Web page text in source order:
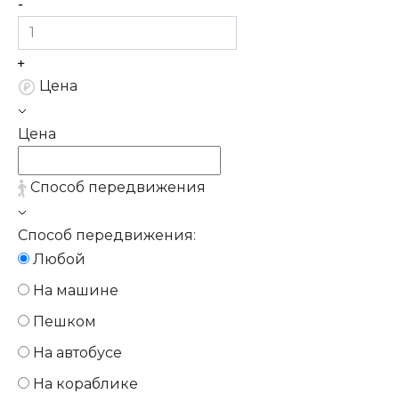
Цена
Цена
Способ передвижения
Способ передвижения:
Любой
На машине
Пешком
На автобусе
На кораблике